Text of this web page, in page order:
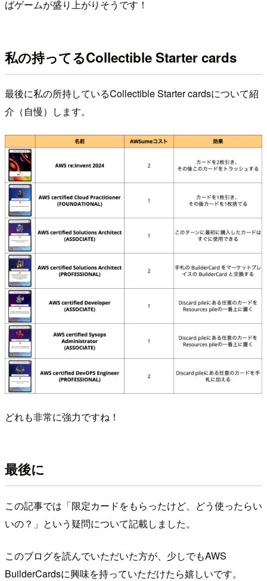
ばゲームが盛り上がりそうです！
私の持ってるCollectible Starter cards
最後に私の所持しているCollectible Starter cardsについて紹
介（自慢）します。
どれも非常に強力ですね！
最後に
この記事では「限定カードをもらったけど、どう使ったらい
いの？」という疑問について記載しました。
このブログを読んでいただいた方が、少しでもAWS
BuilderCardsに興味を持っていただけたら嬉しいです。